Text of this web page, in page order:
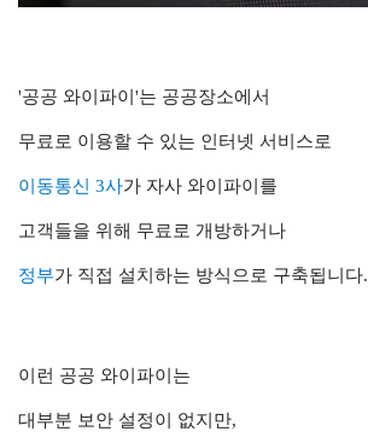
'공공 와이파이'는 공공장소에서
무료로 이용할 수 있는 인터넷 서비스로
이동통신 3사가 자사 와이파이를
고객들을 위해 무료로 개방하거나
정부가 직접 설치하는 방식으로 구축됩니다.
이런 공공 와이파이는
대부분 보안 설정이 없지만,